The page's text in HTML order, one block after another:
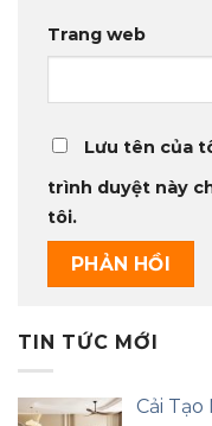
Trang web
Lưu tên của
trình duyệt này
tôi.
TIN TỨC MỚI
Cải Tạo